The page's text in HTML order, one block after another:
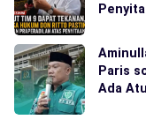
Paris
Ada